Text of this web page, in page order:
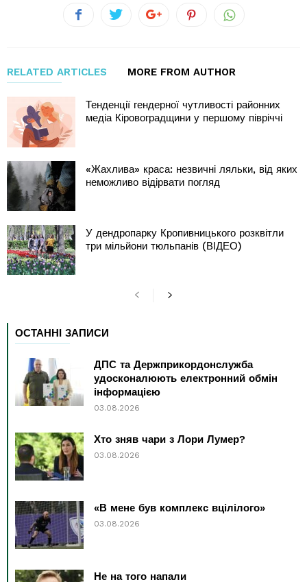
RELATED ARTICLES MORE FROM AUTHOR
Тенденції гендерної чутливості районних
медіа Кіровоградщини у першому півріччі
«Жахлива» краса: незвичні ляльки, від яких
неможливо відірвати погляд
У дендропарку Кропивницького розквітли
три мільйони тюльпанів (ВІДЕО)
ОСТАННІ ЗАПИСИ
ДПС та Держприкордонслужба
удосконалюють електронний обмін
інформацією
03.08.2026
Хто зняв чари з Лори Лумер?
03.08.2026
«В мене був комплекс вцілілого»
03.08.2026
Не на того напали